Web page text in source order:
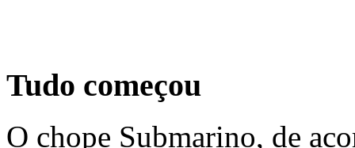
Tudo começou
O chope Submarino, de